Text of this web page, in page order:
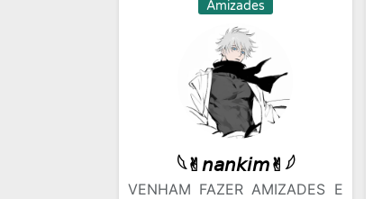
evite ficar enviando seu perfil
toda hora. Mande seu @ uma
vez e quem tiver interesse
pode seguir. Se alguém te
seguir, o ideal é retribuir o
follow. 🎉 Aproveite a resenha
e faça novas amizades!
Amizades
𓆩✌︎𝘯𝘢𝘯𝘬𝘪𝘮✌︎𓆪
VENHAM FAZER AMIZADES E